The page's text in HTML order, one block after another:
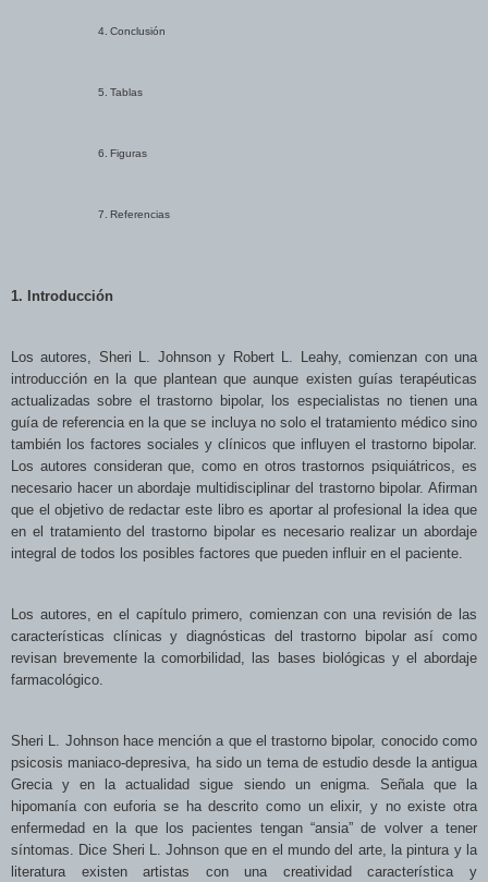
4. Conclusión
5. Tablas
6. Figuras
7. Referencias
1. Introducción
Los autores, Sheri L. Johnson y Robert L. Leahy, comienzan con una
introducción en la que plantean que aunque existen guías terapéuticas
actualizadas sobre el
trastorno bipolar, los especialistas no tienen una
guía de referencia en la que se incluya no solo el tratamiento médico sino
también los factores sociales y clínicos que influyen el trastorno bipolar.
Los autores consideran que, como en otros trastornos psiquiátricos, es
necesario hacer un abordaje multidisciplinar del trastorno bipolar. Afirman
que el objetivo de redactar este libro es aportar al profesional la idea que
en el tratamiento del trastorno bipolar es necesario realizar un abordaje
integral de todos los posibles factores que pueden influir en el paciente.
Los autores, en el capítulo primero, comienzan con una revisión de las
características clínicas y diagnósticas del trastorno bipolar así como
revisan brevemente la comorbilidad, las bases biológicas y el abordaje
farmacológico.
Sheri L. Johnson hace mención a que el trastorno bipolar, conocido como
psicosis maniaco-depresiva, ha sido un tema de estudio desde la antigua
Grecia y en la actualidad sigue siendo un enigma. Señala que la
hipomanía con euforia se ha descrito como un elixir, y no existe otra
enfermedad en la que los pacientes tengan “ansia” de volver a tener
síntomas. Dice Sheri L. Johnson que en el mundo del arte, la pintura y la
literatura existen artistas con una creatividad característica y